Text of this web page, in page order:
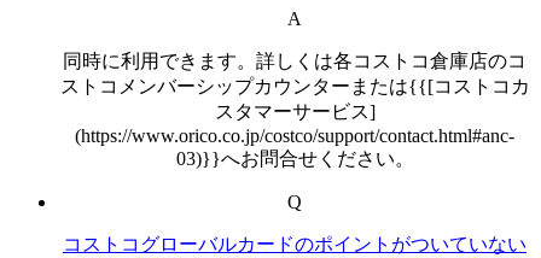
A
同時に利用できます。詳しくは各コストコ倉庫店のコ
ストコメンバーシップカウンターまたは{{[コストコカ
スタマーサービス]
(https://www.orico.co.jp/costco/support/contact.html#anc-
03)}}へお問合せください。
Q
コストコグローバルカードのポイントがついていない